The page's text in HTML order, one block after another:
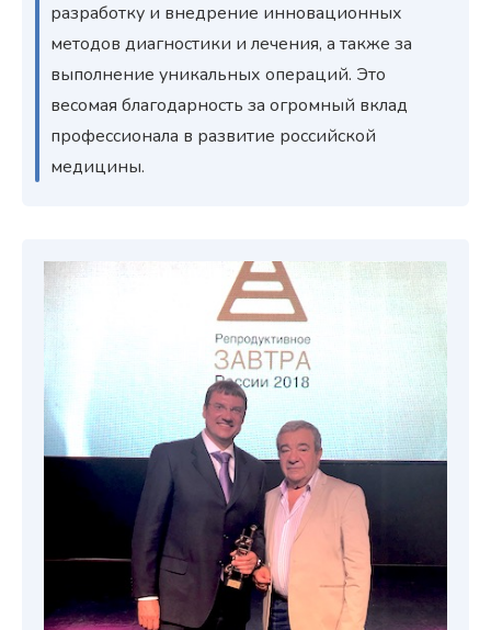
разработку и внедрение инновационных
методов диагностики и лечения, а также за
выполнение уникальных операций. Это
весомая благодарность за огромный вклад
профессионала в развитие российской
медицины.